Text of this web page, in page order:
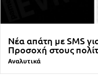
Νέα απάτη με SMS
Προσοχή στους
Αναλυτικά